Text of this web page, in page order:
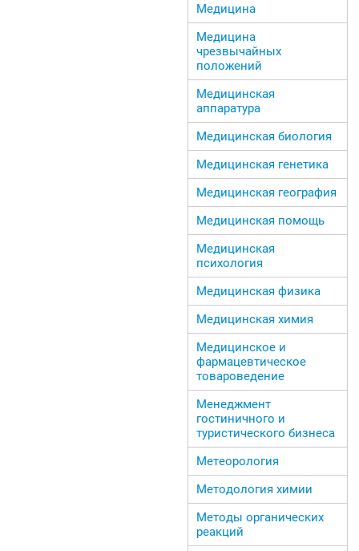
Медицина
Медицина
чрезвычайных
положений
Медицинская
аппаратура
Медицинская биология
Медицинская генетика
Медицинская география
Медицинская помощь
Медицинская
психология
Медицинская физика
Медицинская химия
Медицинское и
фармацевтическое
товароведение
Менеджмент
гостиничного и
туристического бизнеса
Метеорология
Методология химии
Методы органических
реакций